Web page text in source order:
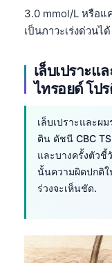
3.0 mmol/L หรือแ
เป็นภาวะเร่งด่วนไ
เล็บเปราะแ
ไทรอยด์ โป
เล็บเปราะและผ
ติน ดัชนี CBC
และบางครั้งตัวชี้
นั้นความผิดปกติ
ร่วงจะเห็นชัด.